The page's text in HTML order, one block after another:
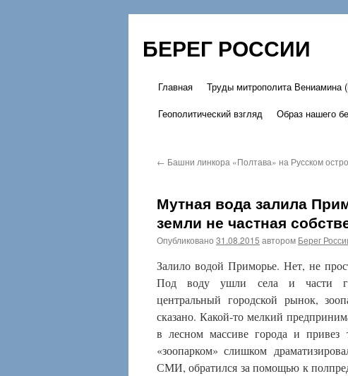
БЕРЕГ РОССИИ
Перейти
Главная Труды митрополита Вениамина
Геополитический взгляд
Образ нашего
← Башни линкора «Полтава» на Русском
Мутная вода залила
земли не частная
Опубликовано 31.08.2015 автором Берег
Залило водой Приморье. Нет, не
Под воду ушли села и части
центральный городской рынок,
сказано. Какой-то мелкий
в лесном массиве города и привез
«зоопарком» слишком
СМИ, обратился за помощью к